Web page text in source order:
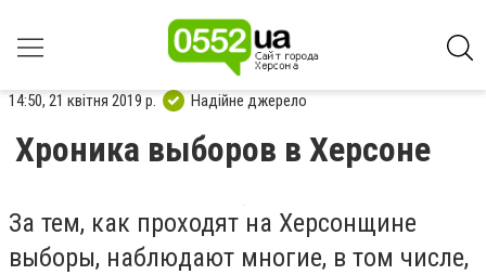
14:50, 21 квітня 2019 р. Надійне джерело
Хроника выборов в Херсоне
За тем, как проходят на Херсонщине
выборы, наблюдают многие, в том числе,